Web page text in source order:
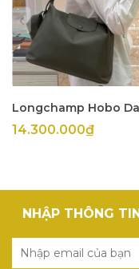
14.300.000₫
NHẬP THÔNG